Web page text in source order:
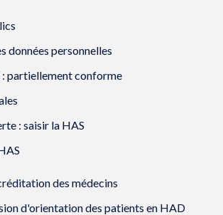
n
ê
t
r
e
)
n
ê
r
)
ê
t
e
ê
)
données personnelles
partiellement conforme
: saisir la HAS
des médecins
d'orientation des patients en HAD